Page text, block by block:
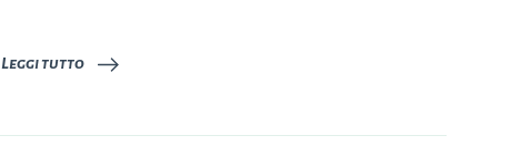
Leggi tutto